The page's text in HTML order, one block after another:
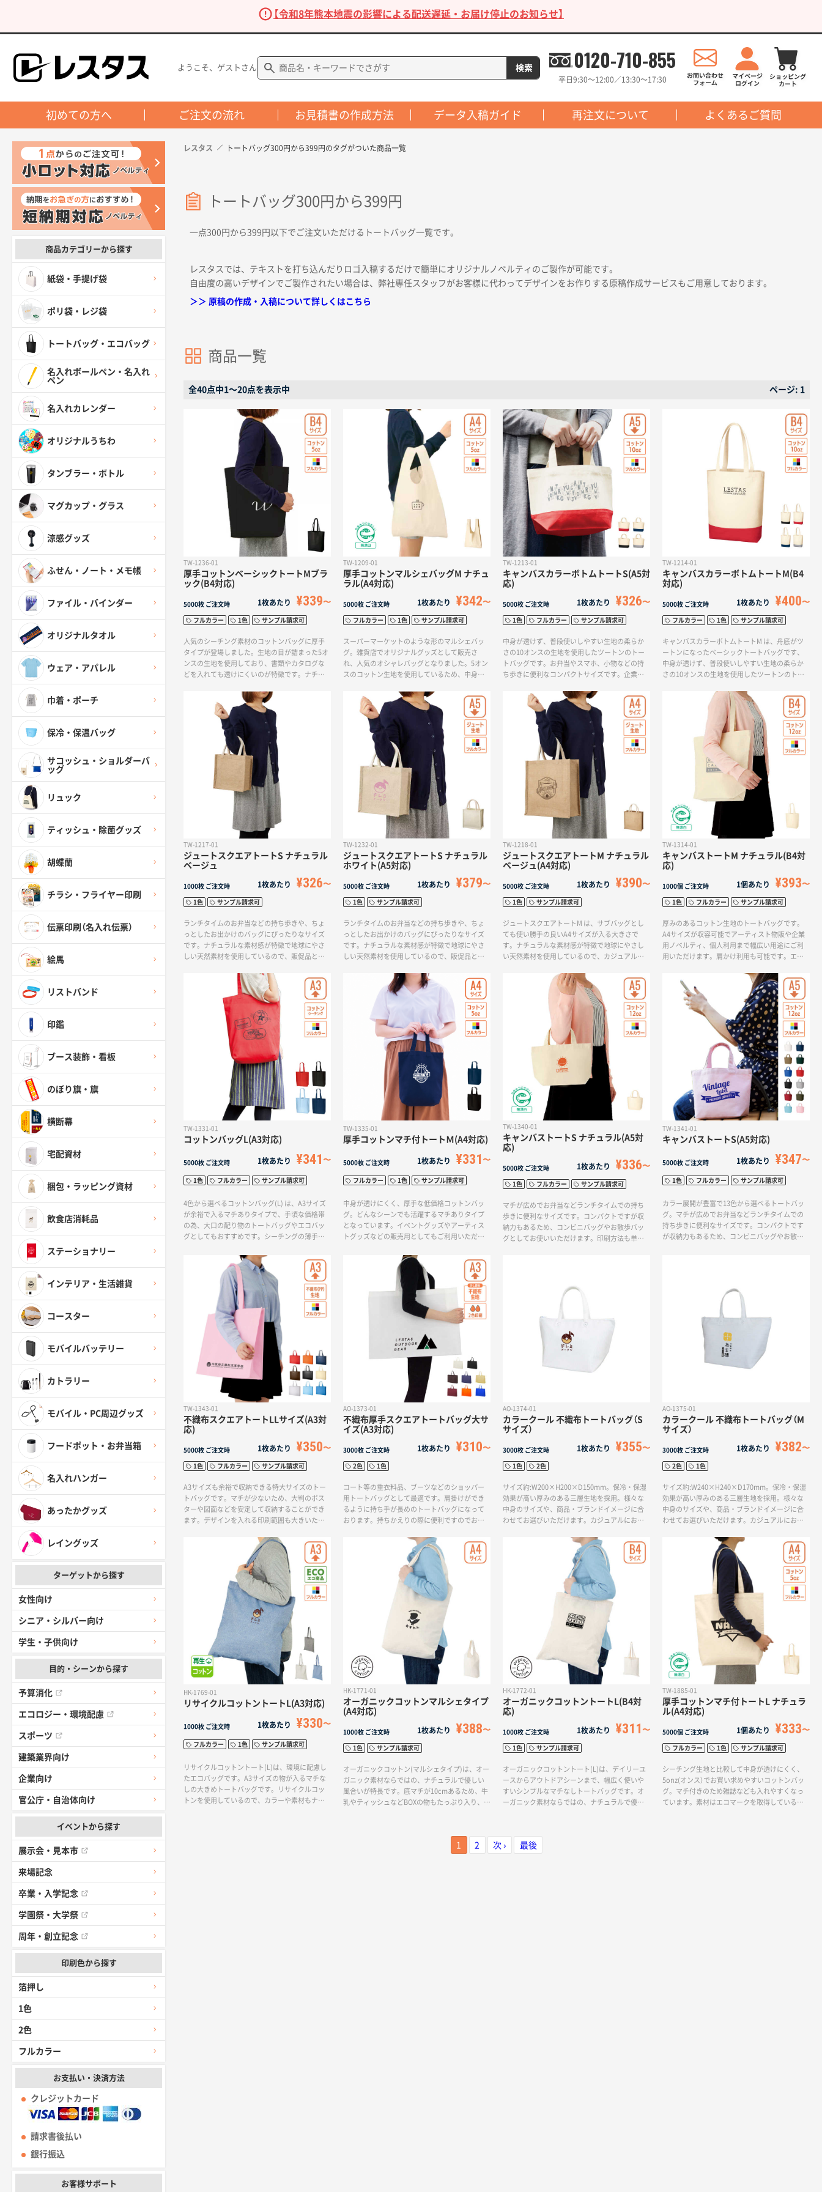
【令和8年熊本地震の影響による配送遅延・お届け停止のお知らせ】
ようこそ、ゲストさん 0120-710-855
平日9:30〜12:00／13:30〜17:30
初めての方へ ご注文の流れ お見積書の作成方法 データ入稿ガイド 再注文について よくあるご質問
商品カテゴリーから探す
紙袋・手提げ袋
ポリ袋・レジ袋
トートバッグ・エコバッグ
名入れボールペン・名入れ
ペン
名入れカレンダー
オリジナルうちわ
タンブラー・ボトル
マグカップ・グラス
涼感グッズ
ふせん・ノート・メモ帳
ファイル・バインダー
オリジナルタオル
ウェア・アパレル
巾着・ポーチ
保冷・保温バッグ
サコッシュ・ショルダーバ
ッグ
リュック
ティッシュ・除菌グッズ
胡蝶蘭
チラシ・フライヤー印刷
伝票印刷（名入れ伝票）
絵馬
リストバンド
印鑑
ブース装飾・看板
のぼり旗・旗
横断幕
宅配資材
梱包・ラッピング資材
飲食店消耗品
ステーショナリー
インテリア・生活雑貨
コースター
モバイルバッテリー
カトラリー
モバイル・PC周辺グッズ
フードポット・お弁当箱
名入れハンガー
あったかグッズ
レイングッズ
ターゲットから探す
女性向け
シニア・シルバー向け
学生・子供向け
目的・シーンから探す
予算消化
エコロジー・環境配慮
スポーツ
建築業界向け
企業向け
官公庁・自治体向け
イベントから探す
展示会・見本市
来場記念
卒業・入学記念
学園祭・大学祭
周年・創立記念
印刷色から探す
箔押し
1色
2色
フルカラー
お支払い・決済方法
クレジットカード
請求書後払い
銀行振込
お客様サポート
レスタス トートバッグ300円から399円のタグがついた商品一覧
トートバッグ300円から399円
一点300円から399円以下でご注文いただけるトートバッグ一覧です。
レスタスでは、テキストを打ち込んだりロゴ入稿するだけで簡単にオリジナルノベルティのご製作が可能です。
自由度の高いデザインでご製作されたい場合は、弊社専任スタッフがお客様に代わってデザインをお作りする原稿作成サービスもご用意しております。
＞＞ 原稿の作成・入稿について詳しくはこちら
商品一覧
全40点中1〜20点を表示中 ページ: 1
TW-1236-01
厚手コットンベーシックトートMブラ
ック(B4対応)
5000枚 ご注文時 1枚あたり ¥339
フルカラー 1色 サンプル請求可
人気のシーチング素材のコットンバッグに厚手
タイプが登場しました。生地の目が詰まった5オ
ンスの生地を使用しており、書類やカタログな
どを入れても透けにくいのが特徴です。ナチュ
購入特典のノベルティとしておすすめです。A4
サイズが入るマチ付のタイプは、ノベルティの
定番商品となっております。展示会の資料配布
やライブ物販、お買いものバッグなど幅広い用
途でお使い頂けます。印刷方法は単色からフル
カラー印刷まで対応しており、お好みのデザイ
ンでオリジナルトートバッグを作成出来ます。
TW-1209-01
厚手コットンマルシェバッグM ナチュ
ラル(A4対応)
5000枚 ご注文時 1枚あたり ¥342
フルカラー 1色 サンプル請求可
スーパーマーケットのような形のマルシェバッ
グ。雑貨店でオリジナルグッズとして販売さ
れ、人気のオシャレバッグとなりました。5オン
スのコットン生地を使用しているため、中身が
めば持ち運びも便利でエコバッグとしてもご使
用いただけます。ブランドロゴをいれる印刷範
囲が大きく、オリジナルバッグとしてお作り
し、販売することもできますよ。
TW-1213-01
キャンバスカラーボトムトートS(A5対
応)
5000枚 ご注文時 1枚あたり ¥326
1色 フルカラー サンプル請求可
中身が透けず、普段使いしやすい生地の柔らか
さの10オンスの生地を使用したツートンのトー
トバッグです。お弁当やスマホ、小物などの持
ち歩きに便利なコンパクトサイズです。企業や
わせると、お洒落なオリジナルグッズが作成で
きます。
TW-1214-01
キャンバスカラーボトムトートM(B4
対応)
5000枚 ご注文時 1枚あたり ¥400
フルカラー 1色 サンプル請求可
キャンバスカラーボトムトートM は、舟底がツ
ートンになったベーシックトートバッグです、
中身が透けず、普段使いしやすい生地の柔らか
さの10オンスの生地を使用したツートンのトー
の持ち歩きに便利なサイズです。企業やブラン
ドのテーマカラーとツートンカラーを合わせる
と、お洒落なオリジナルグッズが作成できま
TW-1217-01
ジュートスクエアトートS ナチュラル
ベージュ
1000枚 ご注文時 1枚あたり ¥326
1色 サンプル請求可
ランチタイムのお弁当などの持ち歩きや、ちょ
っとしたお出かけのバッグにぴったりなサイズ
です。ナチュラルな素材感が特徴で地球にやさ
しい天然素材を使用しているので、販促品とし
などのパッケージとしてもおすすめです。
TW-1232-01
ジュートスクエアトートS ナチュラル
ホワイト(A5対応)
5000枚 ご注文時 1枚あたり ¥379
1色 サンプル請求可
ランチタイムのお弁当などの持ち歩きや、ちょ
っとしたお出かけのバッグにぴったりなサイズ
です。ナチュラルな素材感が特徴で地球にやさ
しい天然素材を使用しているので、販促品とし
などのパッケージとしてもおすすめです。
TW-1218-01
ジュートスクエアトートM ナチュラル
ベージュ(A4対応)
5000枚 ご注文時 1枚あたり ¥390
1色 サンプル請求可
ジュートスクエアトートM は、サブバッグとし
ても使い勝手の良いA4サイズが入る大きさで
す。ナチュラルな素材感が特徴で地球にやさし
い天然素材を使用しているので、カジュアルな
も人気です。素材感を活かしたカジュアルなオ
リジナルバッグならジュートスクエアトートが
TW-1314-01
キャンバストートM ナチュラル(B4対
応)
1000個 ご注文時 1個あたり ¥393
1色 フルカラー サンプル請求可
厚みのあるコットン生地のトートバッグです。
A4サイズが収容可能でアーティスト物販や企業
用ノベルティ、個人利用まで幅広い用途にご利
用いただけます。肩かけ利用も可能です。エコ
からフルカラー印刷まで対応しており、お好み
のデザインでオリジナルトートバッグを作成出
来ます。
TW-1331-01
コットンバッグL(A3対応)
5000枚 ご注文時 1枚あたり ¥341
1色 フルカラー サンプル請求可
4色から選べるコットンバッグ(L) は、A3サイズ
が余裕で入るマチありタイプで、手頃な価格帯
の為、大口の配り物のトートバッグやエコバッ
グとしてもおすすめです。シーチングの薄手生
く、配布アイテムとしてエコバッグに最適。ま
た、イベントグッズやアーティストグッズなど
の販売用としてもご利用いただけます。また印
刷方法も単色からフルカラー印刷まで対応して
おり、お好みのデザインでオリジナルトートバ
ッグをリーズナブルに作成出来ます。
TW-1335-01
厚手コットンマチ付トートＭ(A4対応)
5000枚 ご注文時 1枚あたり ¥331
フルカラー 1色 サンプル請求可
中身が透けにくく、厚手な低価格コットンバッ
グ。どんなシーンでも活躍するマチありタイプ
となっています。イベントグッズやアーティス
トグッズなどの販売用としてもご利用いただけ
対応しており、お好みのデザインでオリジナル
トートバッグを作成出来ます。
TW-1340-01
キャンバストートS ナチュラル(A5対
応)
5000枚 ご注文時 1枚あたり ¥336
1色 フルカラー サンプル請求可
マチが広めでお弁当などランチタイムでの持ち
歩きに便利なサイズです。コンパクトですが収
納力もあるため、コンビニバッグやお散歩バッ
グとしてお使いいただけます。印刷方法も単色
TW-1341-01
キャンバストートS(A5対応)
5000枚 ご注文時 1枚あたり ¥347
1色 フルカラー サンプル請求可
カラー展開が豊富で13色から選べるトートバッ
グ。マチが広めでお弁当などランチタイムでの
持ち歩きに便利なサイズです。コンパクトです
が収納力もあるため、コンビニバッグやお散歩
TW-1343-01
不織布スクエアトートLLサイズ(A3対
応)
5000枚 ご注文時 1枚あたり ¥350
1色 フルカラー サンプル請求可
A3サイズも余裕で収納できる特大サイズのトー
トバッグです。マチが少ないため、大判のポス
ターや図面などを安定して収納することができ
ます。デザインを入れる印刷範囲も大きいた
の配り物トートとして配布すれば、会場内での
PR効果バツグン！印刷方法も単色からフルカラ
ー印刷まで対応しており、お好みのデザインで
オリジナルトートバッグを作成出来ます。
AO-1373-01
不織布厚手スクエアトートバッグ大サ
イズ(A3対応)
3000枚 ご注文時 1枚あたり ¥310
2色 1色
コート等の重衣料品、ブーツなどのショッパー
用トートバッグとして最適です。肩掛けができ
るように持ち手が長めのトートバッグになって
おります。持ちかえりの際に便利ですのでお客
っておりますので重いものを入れても安心のト
AO-1374-01
カラークール 不織布トートバッグ（S
サイズ）
3000枚 ご注文時 1枚あたり ¥355
1色 2色
サイズ約:W200×H200×D150mm。保冷・保湿
効果が高い厚みのある三層生地を採用。様々な
中身のサイズや、商品・ブランドイメージに合
わせてお選びいただけます。カジュアルにお使
す。内側にアルミ生地を使っているので遮光性
の高さも安心です。ケーキなどの生菓子の他、
牛乳、チーズ、生鮮食品などにもお使いいただ
AO-1375-01
カラークール 不織布トートバッグ（M
サイズ）
3000枚 ご注文時 1枚あたり ¥382
2色 1色
サイズ約:W240×H240×D170mm。保冷・保湿
効果が高い厚みのある三層生地を採用。様々な
中身のサイズや、商品・ブランドイメージに合
わせてお選びいただけます。カジュアルにお使
す。内側にアルミ生地を使っているので遮光性
の高さも安心です。ケーキなどの生菓子の他、
牛乳、チーズ、生鮮食品などにもお使いいただ
HK-1769-01
リサイクルコットントートL(A3対応)
1000枚 ご注文時 1枚あたり ¥330
フルカラー 1色 サンプル請求可
リサイクルコットントート(L)は、環境に配慮し
たエコバッグです。A3サイズの物が入るマチな
しの大きめトートバッグです。リサイクルコッ
トンを使用しているので、カラーや素材もナチ
HK-1771-01
オーガニックコットンマルシェタイプ
(A4対応)
1000枚 ご注文時 1枚あたり ¥388
1色 サンプル請求可
オーガニックコットン(マルシェタイプ)は、オー
ガニック素材ならではの、ナチュラルで優しい
風合いが特長です。底マチが10cmあるため、牛
乳やティッシュなどBOXの物もたっぷり入り、し
こだわってオリジナルバッグを作りたい方にお
HK-1772-01
オーガニックコットントートL(B4対
応)
1000枚 ご注文時 1枚あたり ¥311
1色 サンプル請求可
オーガニックコットントート(L)は、デイリーユ
ースからアウトドアシーンまで、幅広く使いや
すいシンプルなマチなしトートバッグです。オ
ーガニック素材ならではの、ナチュラルで優し
TW-1885-01
厚手コットンマチ付トートL ナチュラ
ル(A4対応)
5000個 ご注文時 1個あたり ¥333
フルカラー 1色 サンプル請求可
シーチング生地と比較して中身が透けにくく、
5onz(オンス）でお買い求めやすいコットンバッ
グ。マチ付きのため雑誌なども入れやすくなっ
ています。素材はエコマークを取得している無
1 2 次 › 最後